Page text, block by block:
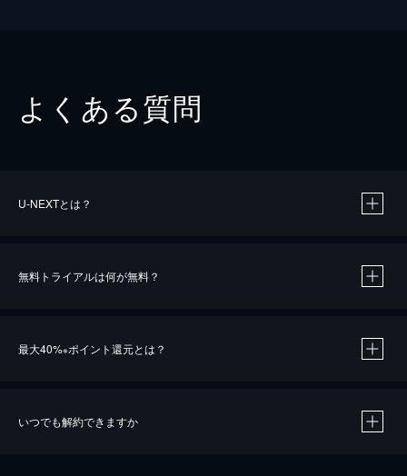
よくある質問
U-NEXTとは？
無料トライアルは何が無料？
最大40%※ポイント還元とは？
いつでも解約できますか